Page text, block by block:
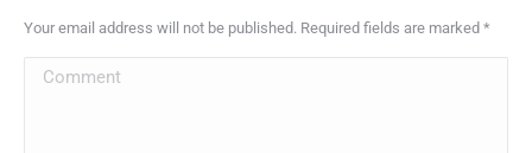
Your email address will not be published. Required fields are marked *
Comment